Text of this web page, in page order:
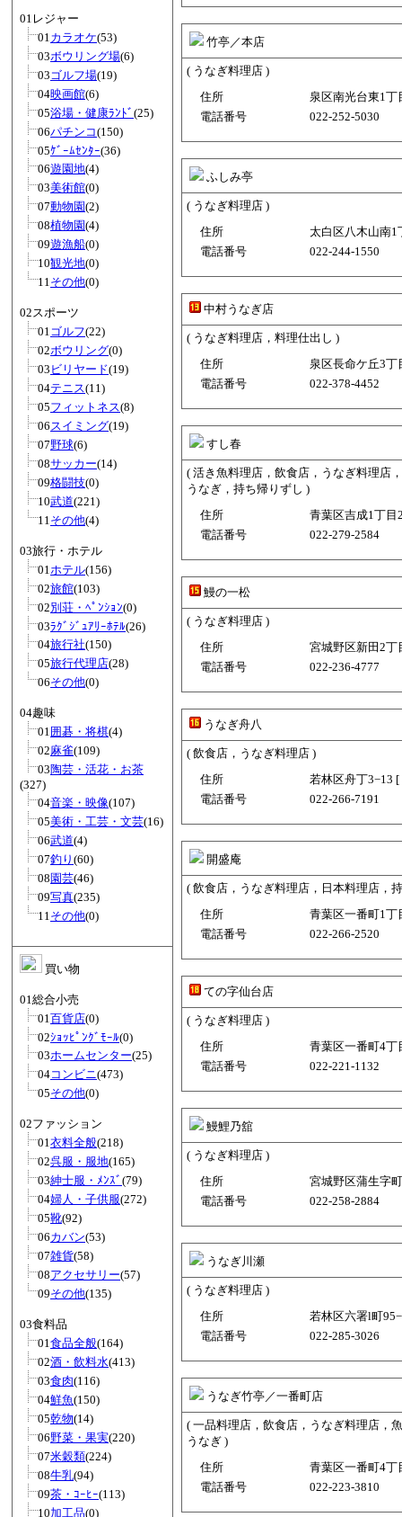
01レジャー
01カラオケ(53)
03ボウリング場(6)
03ゴルフ場(19)
04映画館(6)
05浴場・健康ﾗﾝﾄﾞ (25)
06パチンコ(150)
05ｹﾞｰﾑｾﾝﾀｰ(36)
06遊園地(4)
03美術館(0)
07動物園(2)
08植物園(4)
09遊漁船(0)
10観光地(0)
11その他(0)
02スポーツ
01ゴルフ(22)
02ボウリング(0)
03 ビリヤード(19)
04テニス(11)
05フィットネス(8)
06スイミング(19)
07野球(6)
08サッカー(14)
09格闘技(0)
10武道(221)
11その他(4)
03旅行・ホテル
01ホテル(156)
02旅館(103)
02別荘・ﾍﾟﾝｼｮﾝ(0)
03ﾗｸﾞｼﾞｭｱﾘｰﾎﾃﾙ(26)
04旅行社(150)
05旅行代理店(28)
06その他(0)
04趣味
01 囲碁・将棋(4)
02麻雀(109)
03陶芸・活花・お茶
(327)
04音楽・映像(107)
05美術・工芸・文芸(16)
06武道(4)
07釣り (60)
08園芸(46)
09写真(235)
11その他(0)
買い物
01総合小売
01百貨店(0)
02ｼｮｯﾋﾟﾝｸﾞﾓｰﾙ(0)
03ホームセンター(25)
04コンビニ(473)
05その他(0)
02ファッション
01衣料全般(218)
02呉服・服地(165)
03紳士服・ﾒﾝｽﾞ (79)
04婦人・子供服(272)
05靴(92)
06カバン(53)
07雑貨(58)
08アクセサリー(57)
09その他(135)
03食料品
01食品全般(164)
02酒・飲料水(413)
03食肉(116)
04鮮魚(150)
05乾物(14)
06野菜・果実(220)
07米穀類(224)
08牛乳(94)
09茶・ｺｰﾋｰ(113)
10加工品(0)
竹亭／本店
( うなぎ料理店 )
住所
泉区南光台東1丁
電話番号
022-252-5030
ふしみ亭
( うなぎ料理店 )
住所
太白区八木山南1
電話番号
022-244-1550
中村うなぎ店
( うなぎ料理店，料理仕出し )
住所
泉区長命ケ丘3丁
電話番号
022-378-4452
すし春
( 活き魚料理店，飲食店，うなぎ料理店
うなぎ，持ち帰りずし )
住所
青葉区吉成1丁目
電話番号
022-279-2584
鰻の一松
( うなぎ料理店 )
住所
宮城野区新田2丁
電話番号
022-236-4777
うなぎ舟八
( 飲食店，うなぎ料理店 )
住所
若林区舟丁3−13 [
電話番号
022-266-7191
開盛庵
( 飲食店，うなぎ料理店，日本料理店，
住所
青葉区一番町1丁
電話番号
022-266-2520
ての字仙台店
( うなぎ料理店 )
住所
青葉区一番町4丁
電話番号
022-221-1132
鰻鯉乃舘
( うなぎ料理店 )
住所
宮城野区蒲生字
電話番号
022-258-2884
うなぎ川瀬
( うなぎ料理店 )
住所
若林区六署l町
電話番号
022-285-3026
うなぎ竹亭／一番町店
( 一品料理店，飲食店，うなぎ料理店，
うなぎ )
住所
青葉区一番町4丁
電話番号
022-223-3810